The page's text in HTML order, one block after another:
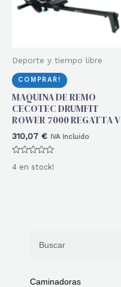
Caminadoras
Deporte y tiempo libre
COMPRAR!
MAQUINA DE REMO
CECOTEC DRUMFIT
ROWER 7000 REGATTA V
310,07 € IVA Incluido
con
4 en stock!